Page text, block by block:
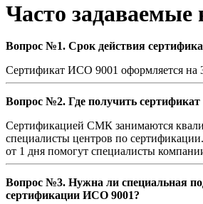
Часто задаваемые
Вопрос №1. Срок действия
Сертификат ИСО 9001 оформляется на
Вопрос №2. Где получить
Сертификацией СМК занимаются
специалисты центров по
от 1 дня помогут специалисты
Вопрос №3. Нужна ли специальная
сертификации ИСО 9001?